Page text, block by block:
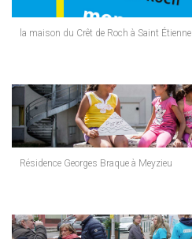
la maison du Crêt de Roch à Saint Étienne
Résidence Georges Braque à Meyzieu